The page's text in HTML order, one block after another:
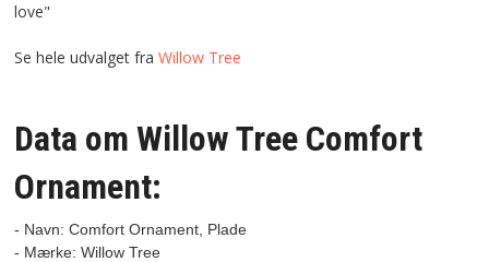
love"
Se hele udvalget fra Willow Tree
Data om Willow Tree Comfort
Ornament:
- Navn: Comfort Ornament, Plade
- Mærke: Willow Tree